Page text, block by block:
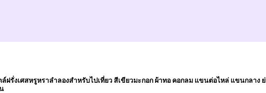
รั่งเศสหรูหราลำลองสำหรับไปเที่ยว สีเขียวมะกอก ผ้าทอ คอกลม แขนต่อไหล่ แขนกลาง